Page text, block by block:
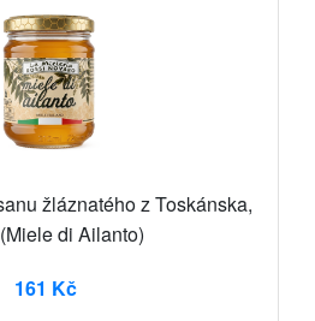
žláznatého z Toskánska,
di Ailanto)
161 Kč